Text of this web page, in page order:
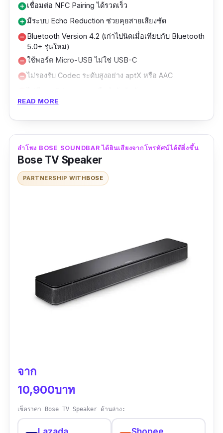
add_circleเชื่อมต่อ NFC Pairing ได้รวดเร็ว
add_circleมีระบบ Echo Reduction ช่วยคุยสายเสียงชัด
remove_circleBluetooth Version 4.2 (เก่าไปนิดเมื่อเทียบกับ Bluetooth
5.0+ รุ่นใหม่)
remove_circleใช้พอร์ต Micro-USB ไม่ใช่ USB-C
remove_circleไม่รองรับ Codec ระดับสูงอย่าง aptX หรือ AAC
remove_circleราคาสูงกว่าลำโพงบลูทูธระดับกลางทั่วไป
สำหรับลำโพง bose บลูทูธ รุ่นนี้ถือเป็นรุ่นขนาดพก
พา ที่ถูกออกแบบมาพร้อมความโดดเด่นอยู่ในส่วน
ของการใช้งานต่อเนื่อง ซึ่งสามารถทำได้สูงสุดถึง
17 ชั่วโมงด้วยการชาร์จแบตเตอรี่เพียงครั้งเดียว
จากแบตเตอรี่ขนาดใหญ่ที่ได้ถูกติดตั้งมาให้ภายใน
เสียงในการใช้งานนั้น ตัวอุปกรณ์ก็ยังถือว่าทำได้
อย่างมีประสิทธิภาพ จากส่วนต่าง ๆ ที่ถูกติดตั้งมา
ให้ภายในอีกด้วยครับ
ข้อมูลเฉพาะ
ต่อเนื่องสูงสุด :
เวอร์ชั่น Bluetooth :
รีวิว :ได้รับสินค้าเรียบร้อยค่ะ สินค้าไม่มีการชำรุด
READ MORE
ลำโพง BOSE SOUNDBAR ได้ยินเสียงจากโทรทัศน์ได้ดียิ่งขึ้น
Bose TV Speaker
PARTNERSHIP WITHBOSE
จาก
10,900บาท
เช็คราคา Bose TV Speaker ด้านล่าง: